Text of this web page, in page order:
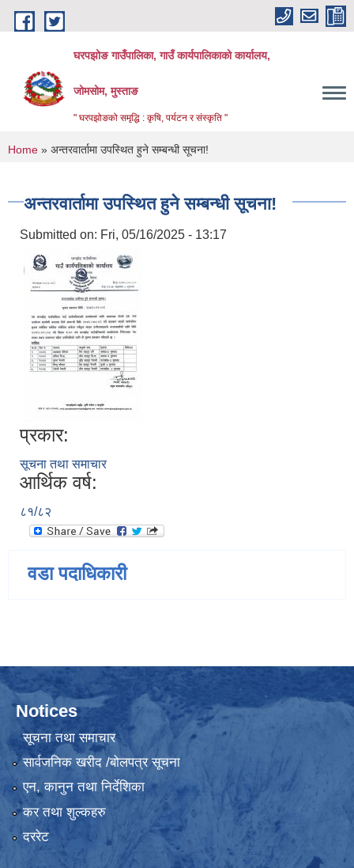
Skip to main content
घरपझोङ गाउँपालिका, गाउँ कार्यपालिकाको कार्यालय,
जोमसोम, मुस्ताङ
" घरपझोङको समृद्धि : कृषि, पर्यटन र संस्कृति "
You are here
Home » अन्तरवार्तामा उपस्थित हुने सम्बन्धी सूचना!
अन्तरवार्तामा उपस्थित हुने सम्बन्धी सूचना!
Submitted on: Fri, 05/16/2025 - 13:17
प्रकार:
सूचना तथा समाचार
आर्थिक वर्ष:
८१/८२
वडा पदाधिकारी
Notices
सूचना तथा समाचार
सार्वजनिक खरीद /बोलपत्र सूचना
एन, कानुन तथा निर्देशिका
कर तथा शुल्कहरु
दररेट